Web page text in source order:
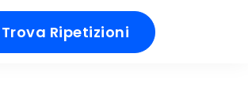
Trova Ripetizioni